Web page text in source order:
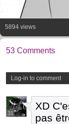
5894 views
53 Comments
Log-in to comment
31
XD
pas